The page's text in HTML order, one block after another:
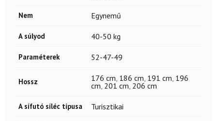
Nem Egynemű
A súlyod 40-50 kg
Paraméterek 52-47-49
Hossz 176 cm 186 cm 191 cm 196
cm 201 cm 206 cm
A sífutó síléc típusa Turisztikai